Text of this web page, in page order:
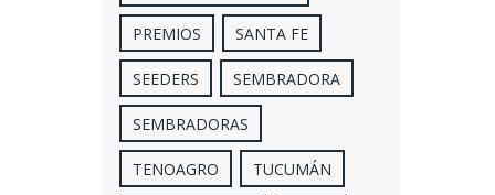
PREMIOS SANTA FE
SEEDERS SEMBRADORA
SEMBRADORAS
TENOAGRO TUCUMÁN